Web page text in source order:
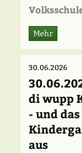
Mehr
30.06.2026
di wupp
- und das
aus